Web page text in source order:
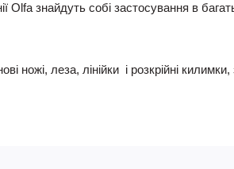
Olfa знайдуть собі застосування в
ножі, леза, лінійки і розкрійні